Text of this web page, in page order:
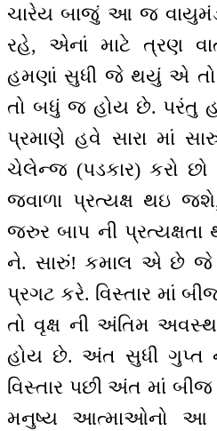
ચારેય બાજું આ જ
રહે, એનાં માટે ત્રણ
હમણાં સુધી જે થયું એ
તો બધું જ હોય છે. પરંતુ
પ્રમાણે હવે સારા માં
ચેલેન્જ (પડકાર) કરો છો
જ્વાળા પ્રત્યક્ષ થઇ
જરુર બાપ ની પ્રત્યક્ષતા
ને. સારું! કમાલ એ છે જે
પ્રગટ કરે. વિસ્તાર માં
તો વૃક્ષ ની અંતિમ
હોય છે. અંત સુધી ગુપ્ત
વિસ્તાર પછી અંત માં
મનુષ્ય આત્માઓનો આ